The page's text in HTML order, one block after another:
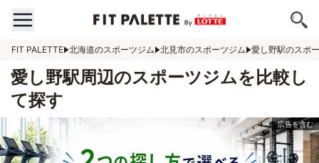
FIT PALETTE 北海道のスポーツジム 北見市のスポーツジム 愛し野駅のスポ
愛し野駅周辺のスポーツジムを比較し
て探す